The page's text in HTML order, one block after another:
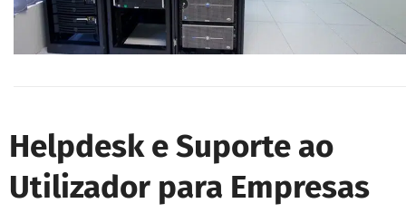
Helpdesk e Suporte ao
Utilizador para Empresas